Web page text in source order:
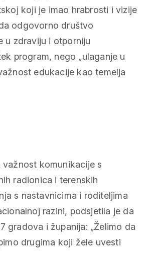
koji je imao hrabrosti i vizije
odgovorno društvo
u zdraviju i otporniju
program, nego „ulaganje u
edukacije kao temelja
komunikacije s
radionica i terenskih
s nastavnicima i roditeljima
razini, podsjetila je da
gradova i županija: „Želimo da
drugima koji žele uvesti